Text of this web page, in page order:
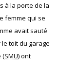
à la porte de la
femme qui se
avait sauté
toit du garage
(SMU) ont